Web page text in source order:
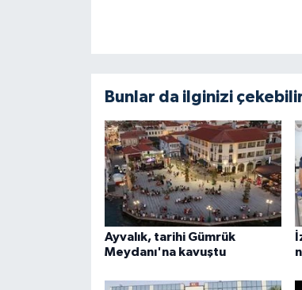
Bunlar da ilginizi
Ayvalık, tarihi Gümrük
Meydanı'na kavuştu